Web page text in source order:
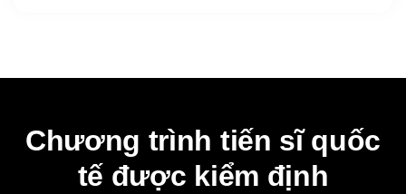
Chương trình tiến sĩ quốc
tế được kiểm định